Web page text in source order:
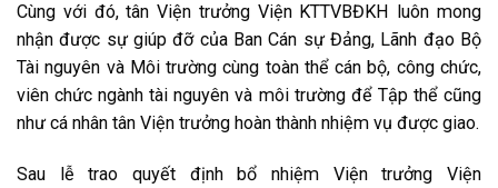
Cùng với đó, tân Viện trưởng Viện KTTVBĐKH luôn mong
nhận được sự giúp đỡ của Ban Cán sự Đảng, Lãnh đạo Bộ
Tài nguyên và Môi trường cùng toàn thể cán bộ, công chức,
viên chức ngành tài nguyên và môi trường để Tập thể cũng
như cá nhân tân Viện trưởng hoàn thành nhiệm vụ được giao.
Sau lễ trao quyết định bổ nhiệm Viện trưởng Viện